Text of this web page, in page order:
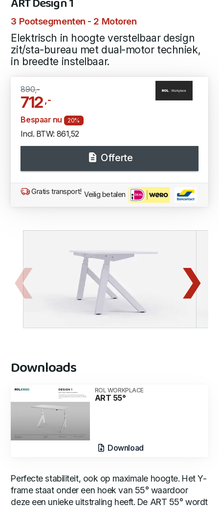
3 Pootsegmenten - 2 Motoren
Elektrisch in hoogte verstelbaar design
zit/sta-bureau met dual-motor techniek,
in breedte instelbaar.
890,-
712,-
Bespaar nu 20%
Incl. BTW: 861,52
Offerte
Gratis transport! Veilig betalen
Downloads
ROL WORKPLACE
ART 55°
Download
Perfecte stabiliteit, ook op maximale hoogte. Het Y-
frame staat onder een hoek van 55° waardoor
deze een unieke uitstraling heeft. De ART 55° wordt